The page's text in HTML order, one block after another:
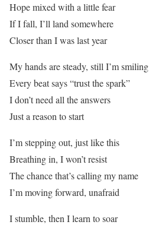
Hope mixed with a little fear
If I fall, I’ll land somewhere
Closer than I was last year
My hands are steady, still I’m smiling
Every beat says “trust the spark”
I don’t need all the answers
Just a reason to start
I’m stepping out, just like this
Breathing in, I won’t resist
The chance that’s calling my name
I’m moving forward, unafraid
I stumble, then I learn to soar